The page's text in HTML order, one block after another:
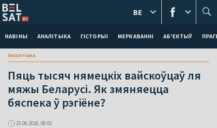
НАВІНЫ АНАЛІТЫКА ГІСТОРЫІ МЕРКАВАННI АБ'ЕКТЫЎ
BE
Аналітыка
Пяць тысяч нямецкіх вайскоўцаў ля
мяжы Беларусі. Як змяняецца
бяспека ў рэгіёне?
25.06.2026, 08:00